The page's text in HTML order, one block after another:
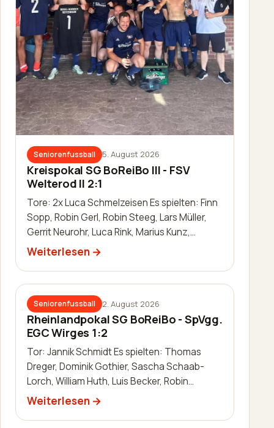
Seniorenfussball 5. August 2026
Kreispokal SG BoReiBo III - FSV
Welterod II 2:1
Tore: 2x Luca Schmelzeisen Es spielten: Finn
Sopp, Robin Gerl, Robin Steeg, Lars Müller,
Gerrit Neurohr, Luca Rink, Marius Kunz,
Manuel Häuser, Lukas Schleis,…
Weiterlesen
Seniorenfussball 2. August 2026
Rheinlandpokal SG BoReiBo - SpVgg.
EGC Wirges 1:2
Tor: Jannik Schmidt Es spielten: Thomas
Dreger, Dominik Gothier, Sascha Schaab-
Lorch, William Huth, Luis Becker, Robin
Zimmermann, Julien Leidinger, Jannik Schm…
Weiterlesen